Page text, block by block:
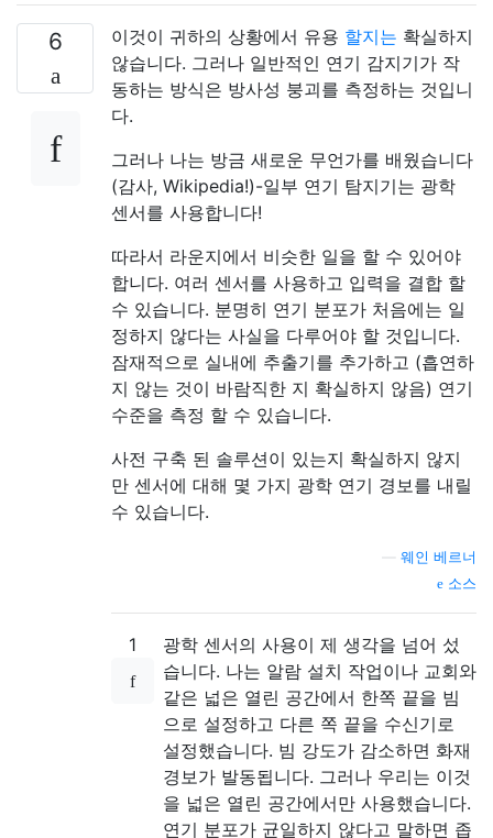
6 이것이 귀하의 상황에서 유용 할지는 확실하지
않습니다. 그러나 일반적인 연기 감지기가 작
동하는 방식은 방사성 붕괴를 측정하는 것입니
다.
그러나 나는 방금 새로운 무언가를 배웠습니다
(감사, Wikipedia!)-일부 연기 탐지기는 광학
센서를 사용합니다!
따라서 라운지에서 비슷한 일을 할 수 있어야
합니다. 여러 센서를 사용하고 입력을 결합 할
수 있습니다. 분명히 연기 분포가 처음에는 일
정하지 않다는 사실을 다루어야 할 것입니다.
잠재적으로 실내에 추출기를 추가하고 (흡연하
지 않는 것이 바람직한 지 확실하지 않음) 연기
수준을 측정 할 수 있습니다.
사전 구축 된 솔루션이 있는지 확실하지 않지
만 센서에 대해 몇 가지 광학 연기 경보를 내릴
수 있습니다.
웨인 베르너
소스
1
광학 센서의 사용이 제 생각을 넘어 섰
습니다. 나는 알람 설치 작업이나 교회와
같은 넓은 열린 공간에서 한쪽 끝을 빔
으로 설정하고 다른 쪽 끝을 수신기로
설정했습니다. 빔 강도가 감소하면 화재
경보가 발동됩니다. 그러나 우리는 이것
을 넓은 열린 공간에서만 사용했습니다.
연기 분포가 균일하지 않다고 말하면 좁